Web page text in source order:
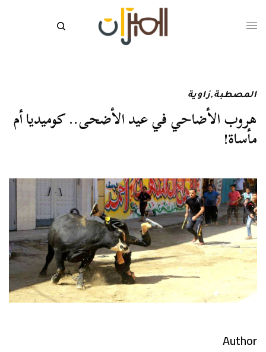
المصطبة,زاوية
هروب الأضاحي في عيد الأضحى.. كوميديا أم
مأساة!
Author